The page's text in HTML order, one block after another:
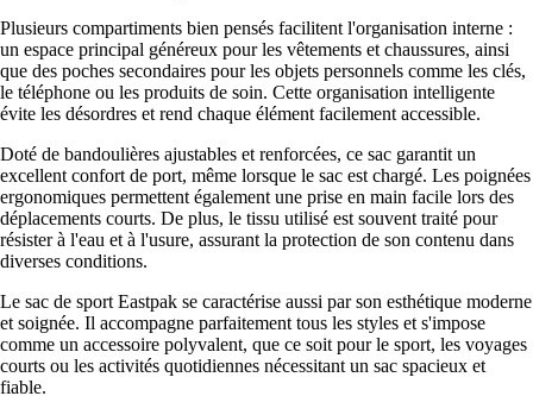
Plusieurs compartiments bien pensés facilitent l'organisation interne :
un espace principal généreux pour les vêtements et chaussures, ainsi
que des poches secondaires pour les objets personnels comme les clés,
le téléphone ou les produits de soin. Cette organisation intelligente
évite les désordres et rend chaque élément facilement accessible.
Doté de bandoulières ajustables et renforcées, ce sac garantit un
excellent confort de port, même lorsque le sac est chargé. Les poignées
ergonomiques permettent également une prise en main facile lors des
déplacements courts. De plus, le tissu utilisé est souvent traité pour
résister à l'eau et à l'usure, assurant la protection de son contenu dans
diverses conditions.
Le sac de sport Eastpak se caractérise aussi par son esthétique moderne
et soignée. Il accompagne parfaitement tous les styles et s'impose
comme un accessoire polyvalent, que ce soit pour le sport, les voyages
courts ou les activités quotidiennes nécessitant un sac spacieux et
fiable.